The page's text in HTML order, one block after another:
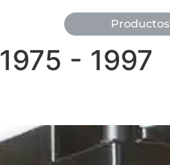
Productos
1975 - 1997